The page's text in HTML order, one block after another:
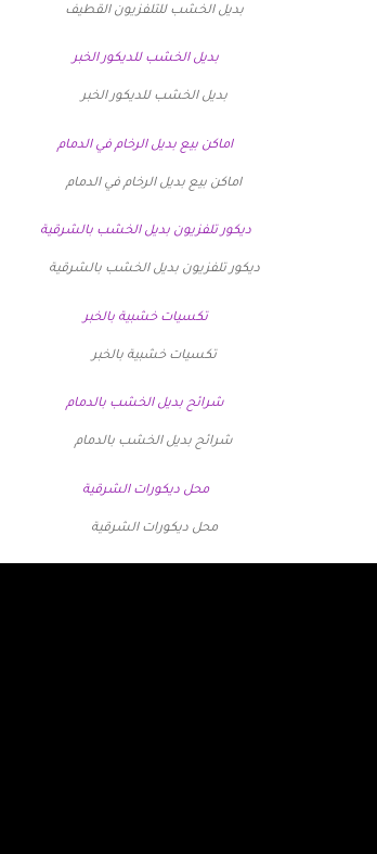
بديل الخشب للتلفزيون القطيف
بديل الخشب للديكور الخبر
اماكن بيع بديل الرخام في الدمام
ديكور تلفزيون بديل الخشب بالشرقية
تكسيات خشبية بالخبر
شرائح بديل الخشب بالدمام
محل ديكورات الشرقية